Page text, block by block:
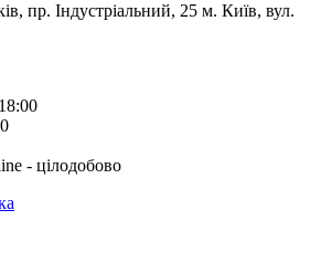
пр. Індустріальний, 25 м. Київ, вул.
- цілодобово